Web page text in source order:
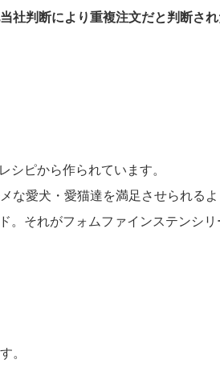
判断により重複注文だと判断さ
シピから作られています。
愛犬・愛猫達を満足させられる
それがフォムファインステンシリ
。